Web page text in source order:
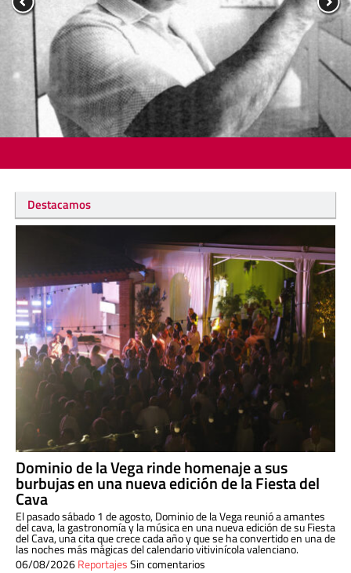
Destacamos
Dominio de la Vega rinde homenaje a sus
burbujas en una nueva edición de la Fiesta del
Cava
El pasado sábado 1 de agosto, Dominio de la Vega reunió a amantes
del cava, la gastronomía y la música en una nueva edición de su Fiesta
del Cava, una cita que crece cada año y que se ha convertido en una de
las noches más mágicas del calendario vitivinícola valenciano.
06/08/2026ReportajesSin comentarios